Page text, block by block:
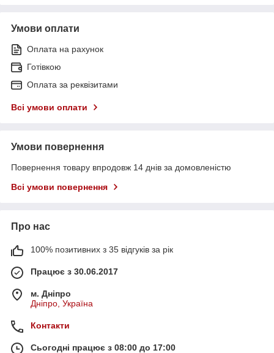
Умови оплати
Оплата на рахунок
Готівкою
Оплата за реквізитами
Всі умови оплати
Умови повернення
Повернення товару впродовж 14 днів за домовленістю
Всі умови повернення
Про нас
100% позитивних з 35 відгуків за рік
Працює з 30.06.2017
м. Дніпро
Дніпро, Україна
Контакти
Сьогодні працює з 08:00 до 17:00